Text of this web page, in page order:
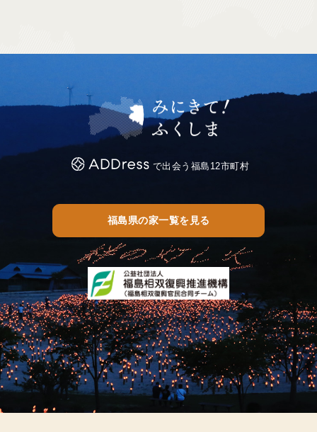
で出会う福島12市町村
福島県の家一覧を見る